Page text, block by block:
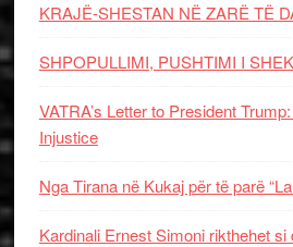
KRAJË-SHESTAN NË ZARË TË
SHPOPULLIMI, PUSHTIMI I
VATRA’s Letter to President
Injustice
Nga Tirana në Kukaj për të parë
Kardinali Ernest Simoni rikthehet